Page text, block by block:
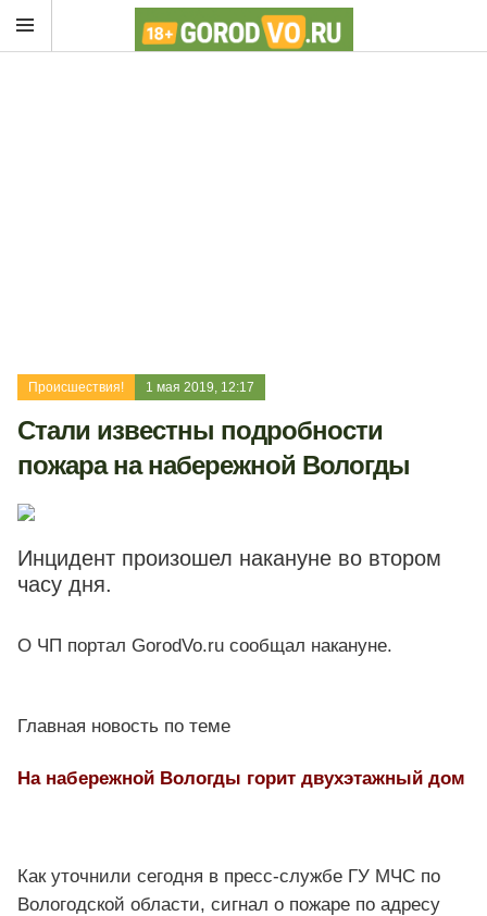
Происшествия! 1 мая 2019, 12:17
Стали известны подробности
пожара на набережной Вологды
Инцидент произошел накануне во втором
часу дня.
О ЧП портал GorodVo.ru сообщал накануне.
Главная новость по теме
На набережной Вологды горит двухэтажный дом
Как уточнили сегодня в пресс-службе ГУ МЧС по
Вологодской области, сигнал о пожаре по адресу